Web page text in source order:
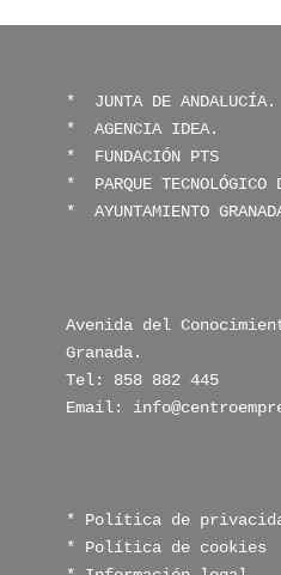
*
JUNTA DE ANDALUCÍA.
* AGENCIA IDEA.
* FUNDACIÓN PTS
*
PARQUE
*
AYUNTAMIENTO
Avenida del
Granada.
Tel: 858 882 445
Email:
* Política de
* Política de cookies